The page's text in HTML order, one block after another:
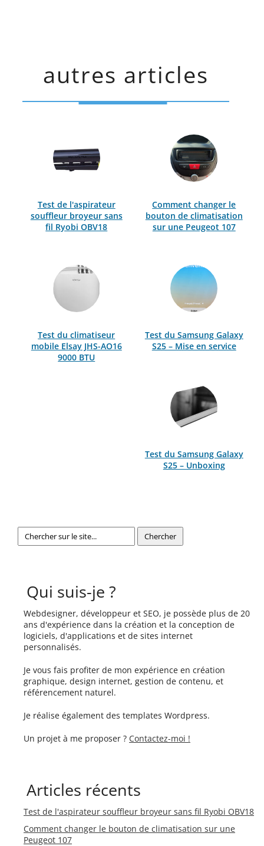
autres articles
Test de l'aspirateur
souffleur broyeur sans
fil Ryobi OBV18
Comment changer le
bouton de climatisation
sur une Peugeot 107
Test du climatiseur
mobile Elsay JHS-AO16
9000 BTU
Test du Samsung Galaxy
S25 – Mise en service
Test du Samsung Galaxy
S25 – Unboxing
Qui suis-je ?
Webdesigner, développeur et SEO, je possède plus de 20
ans d'expérience dans la création et la conception de
logiciels, d'applications et de sites internet
personnalisés.
Je vous fais profiter de mon expérience en création
graphique, design internet, gestion de contenu, et
référencement naturel.
Je réalise également des templates Wordpress.
Un projet à me proposer ? Contactez-moi !
Articles récents
Test de l'aspirateur souffleur broyeur sans fil Ryobi OBV18
Comment changer le bouton de climatisation sur une
Peugeot 107